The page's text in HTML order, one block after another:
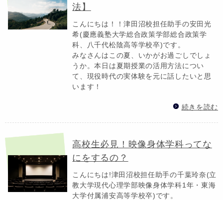
法】
こんにちは！！津田沼校担任助手の安田光
希(慶應義塾大学総合政策学部総合政策学
科、八千代松陰高等学校卒)です。
みなさんはこの夏、いかがお過ごしでしょ
うか。本日は夏期授業の活用方法につい
て、現役時代の実体験を元に話したいと思
います！
続きを読む
高校生必見！映像身体学科ってな
にをするの？
こんにちは!津田沼校担任助手の千葉玲奈(立
教大学現代心理学部映像身体学科1年・東海
大学付属浦安高等学校卒)です。